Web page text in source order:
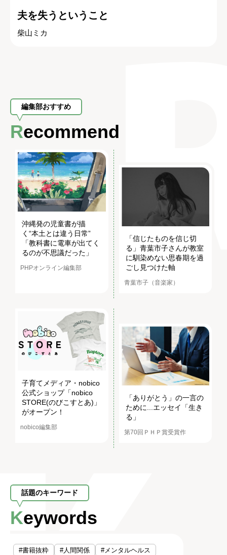
夫を失うということ
柴山ミカ
編集部おすすめ
Recommend
沖縄発の児童書が描
く“本土とは違う日常”
「教科書に電車が出てく
るのが不思議だった」
PHPオンライン編集部
「信じたものを信じ切
る」青葉市子さんが教室
に馴染めない思春期を過
ごし見つけた軸
青葉市子（音楽家）
子育てメディア・nobico
公式ショップ「nobico
STORE(のびこすとあ)」
がオープン！
nobico編集部
「ありがとう」の一言の
ために...エッセイ「生き
る」
第70回ＰＨＰ賞受賞作
話題のキーワード
Keywords
#書籍抜粋 #人間関係
#メンタルヘルス